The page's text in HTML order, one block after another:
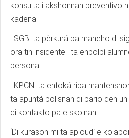
konsulta i akshonnan preventivo
kadena.
· SGB: ta pèrkurá pa maneho di
ora tin insidente i ta enbolbí
personal.
· KPCN: ta enfoká riba
ta apuntá polisnan di bario den
di kontakto pa e skolnan.
‘Di kurason mi ta aploudí e